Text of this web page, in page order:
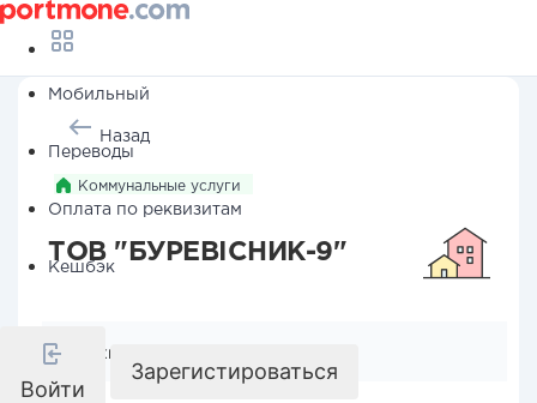
Мобильный
Переводы
Оплата по реквизитам
Кешбэк
Войти
Зарегистироваться
Назад
Коммунальные услуги
ТОВ "БУРЕВІСНИК-9"
Реквизиты компании